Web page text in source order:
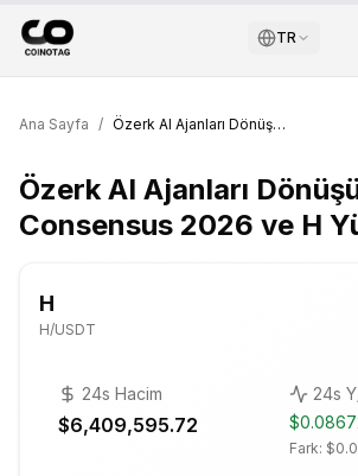
TR
Ana Sayfa / Özerk AI Ajanları Dönüşümü: Consensus 2026 ve H Yükselişi
Özerk AI Ajanları
Consensus 2026 ve H
H
H/USDT
24s Hacim
$6,409,595.72
24s
Fark: